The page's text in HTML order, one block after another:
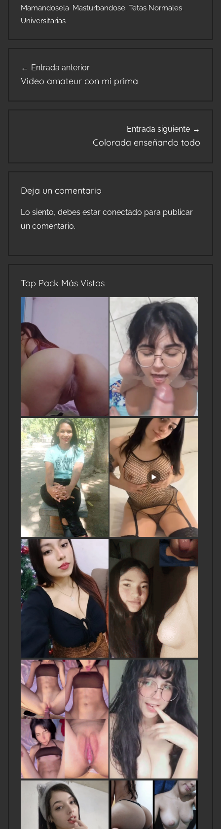
Mamandosela Masturbandose Tetas Normales
Universitarias
de
Entrada anterior
Video amateur con mi prima
Entrada siguiente
Colorada enseñando todo
Deja un comentario
Lo siento, debes estar conectado para publicar
un comentario.
Top Pack Más Vistos